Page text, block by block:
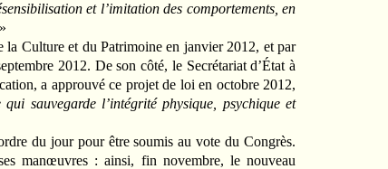
et l’imitation des comportements, en
»
la Culture et du Patrimoine en janvier 2012, et par
2012. De son côté, le Secrétariat d’État à
a approuvé ce projet de loi en octobre 2012,
qui sauvegarde l’intégrité physique, psychique et
du jour pour être soumis au vote du Congrès.
manœuvres : ainsi, fin novembre, le nouveau